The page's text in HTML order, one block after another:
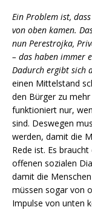
Ein Problem ist,
von oben kamen.
nun Perestrojka,
– das haben immer
Dadurch ergibt sich
einen Mittelstand
den Bürger zu
funktioniert nur,
sind. Deswegen
werden, damit die
Rede ist. Es
offenen sozialen
damit die
müssen sogar von
Impulse von unten